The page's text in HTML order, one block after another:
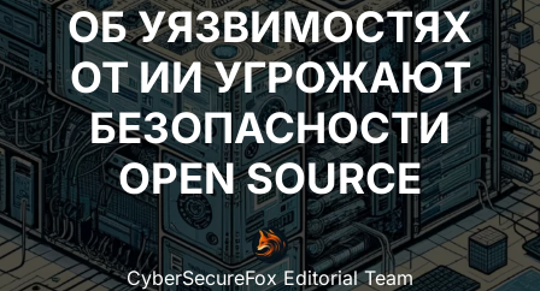
ОБ УЯЗВИМОСТЯХ
ОТ ИИ УГРОЖАЮТ
БЕЗОПАСНОСТИ
OPEN SOURCE
CyberSecureFox Editorial Team